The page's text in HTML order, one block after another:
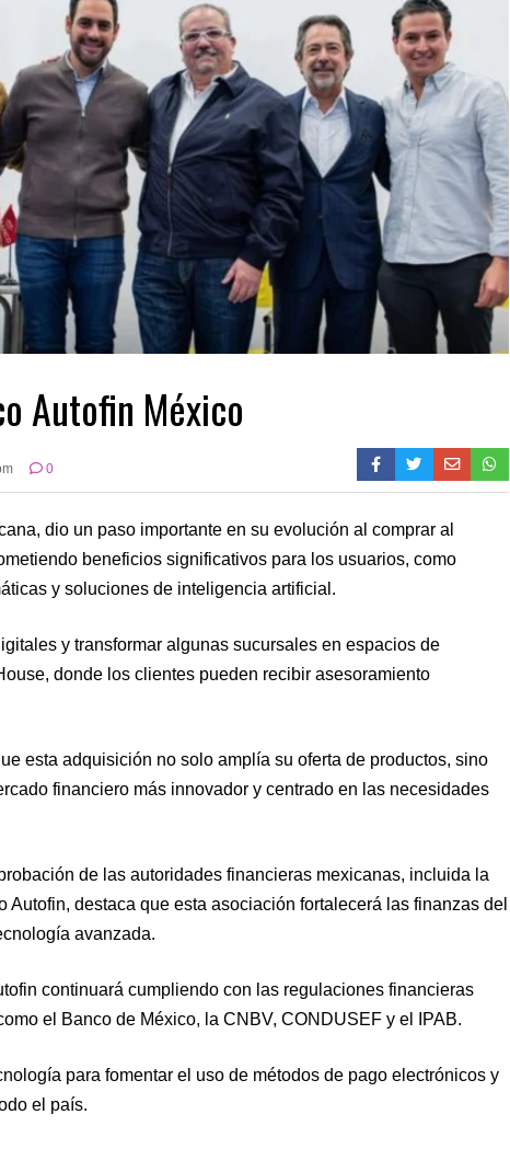
Autofin México
0
dio un paso importante en su evolución al comprar al
beneficios significativos para los usuarios, como
y soluciones de inteligencia artificial.
y transformar algunas sucursales en espacios de
donde los clientes pueden recibir asesoramiento
esta adquisición no solo amplía su oferta de productos, sino
financiero más innovador y centrado en las necesidades
de las autoridades financieras mexicanas, incluida la
destaca que esta asociación fortalecerá las finanzas del
avanzada.
continuará cumpliendo con las regulaciones financieras
el Banco de México, la CNBV, CONDUSEF y el IPAB.
para fomentar el uso de métodos de pago electrónicos y
el país.